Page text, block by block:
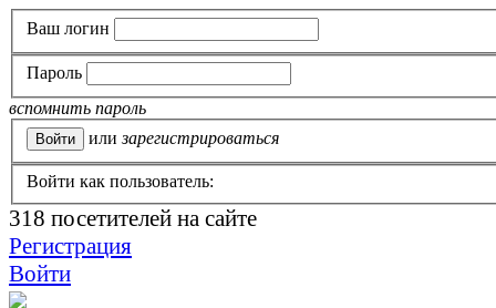
Ваш логин
Пароль
вспомнить пароль
или зарегистрироваться
Войти как пользователь:
318 посетителей на сайте
Регистрация
Войти